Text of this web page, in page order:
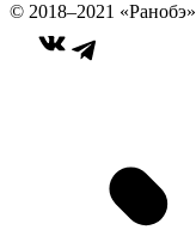
© 2018–2021 «Ранобэ»